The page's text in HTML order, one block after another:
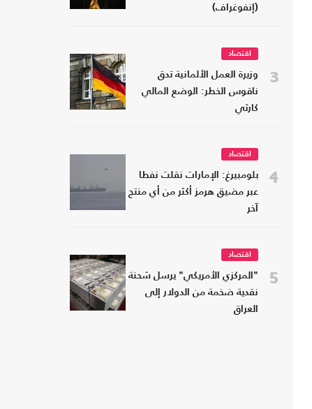
(إنفوغراف)
3
اقتصاد
وزيرة العمل الألمانية تدق
ناقوس الخطر: الوضع المالي
كارثي
4
اقتصاد
بلومبيرغ: الإمارات نقلت نفطا
عبر مضيق هرمز أكثر من أي منتج
آخر
5
اقتصاد
"المركزي الأمريكي" يرسل شحنة
نقدية ضخمة من الدولار إلى
العراق